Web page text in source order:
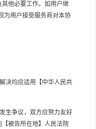
他必要工作。如用户继
为用户接受服务商对本协
决均应适用【中华人民共
生争议，双方应努力友好
被告所在地】人民法院